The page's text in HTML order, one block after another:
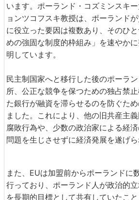
います。ポーランド・コズミンスキ
ョンツコフスキ教授は、ポーランド
に役立った要因は複数あり、そのひ
めの強固な制度的枠組み」を速やか
明しています。
民主制国家へと移行した後のポーラ
所、公正な競争を保つための独占禁
た銀行が融資を滞らせるのを防ぐた
ました。これにより、他の旧共産主
腐敗行為や、少数の政治家による経
問題を生じさせずに経済発展を遂げら
また、EUは加盟前からポーランドに
行っており、ポーランド人が政治的
を長期的目標として共有していたこ